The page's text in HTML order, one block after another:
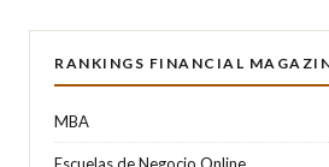
RANKINGS FINANCIAL
MBA